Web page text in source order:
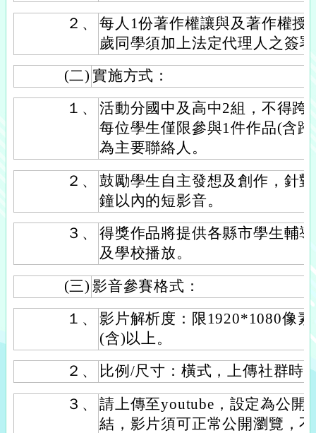
２、
每人1份著作權讓與及著作權授
歲同學須加上法定代理人之簽
(二) 實施方式：
１、
活動分國中及高中2組，不得跨
每位學生僅限參與1件作品(含
為主要聯絡人。
２、
鼓勵學生自主發想及創作，針
鐘以內的短影音。
３、
得獎作品將提供各縣市學生輔
及學校播放。
(三) 影音參賽格式：
１、
影片解析度：限1920*1080像
(含)以上。
２、
比例/尺寸：橫式，上傳社群時
３、
請上傳至youtube，設定為公開
結，影片須可正常公開瀏覽，